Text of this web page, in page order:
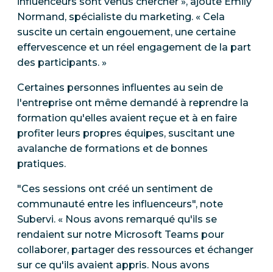
Normand, spécialiste du marketing. « Cela
suscite un certain engouement, une certaine
effervescence et un réel engagement de la part
des participants. »
Certaines personnes influentes au sein de
l'entreprise ont même demandé à reprendre la
formation qu'elles avaient reçue et à en faire
profiter leurs propres équipes, suscitant une
avalanche de formations et de bonnes
pratiques.
"Ces sessions ont créé un sentiment de
communauté entre les influenceurs", note
Subervi. « Nous avons remarqué qu'ils se
rendaient sur notre Microsoft Teams pour
collaborer, partager des ressources et échanger
sur ce qu'ils avaient appris. Nous avons